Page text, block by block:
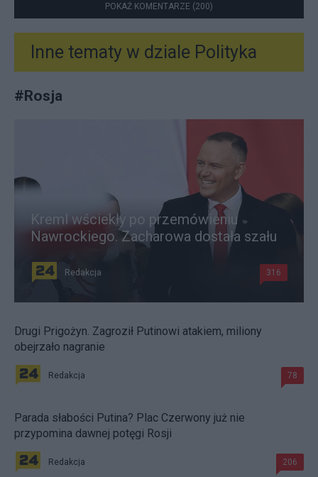
POKAŻ KOMENTARZE (200)
Inne tematy w dziale Polityka
#Rosja
Kreml wściekły po przemówieniu
Nawrockiego. Zacharowa dostała szału
Redakcja 316
Drugi Prigożyn. Zagroził Putinowi atakiem, miliony
obejrzało nagranie
Redakcja 78
Parada słabości Putina? Plac Czerwony już nie
przypomina dawnej potęgi Rosji
Redakcja 206